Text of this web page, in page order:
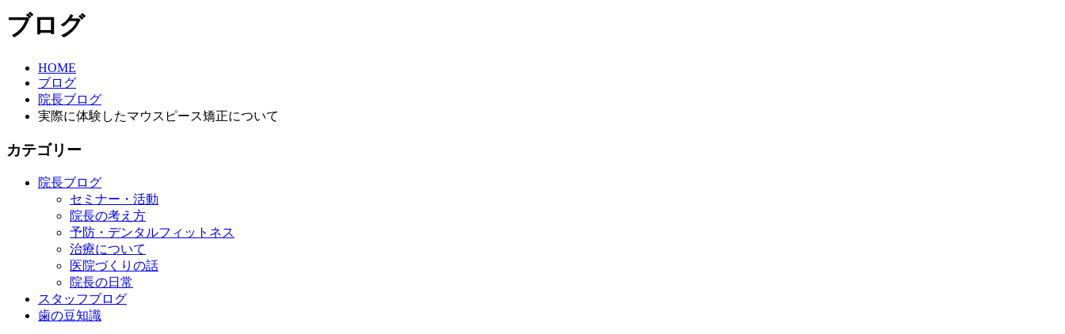
ブログ
HOME
ブログ
院長ブログ
実際に体験したマウスピース矯正について
カテゴリー
院長ブログ
セミナー・活動
院長の考え方
予防・デンタルフィットネス
治療について
医院づくりの話
院長の日常
スタッフブログ
歯の豆知識